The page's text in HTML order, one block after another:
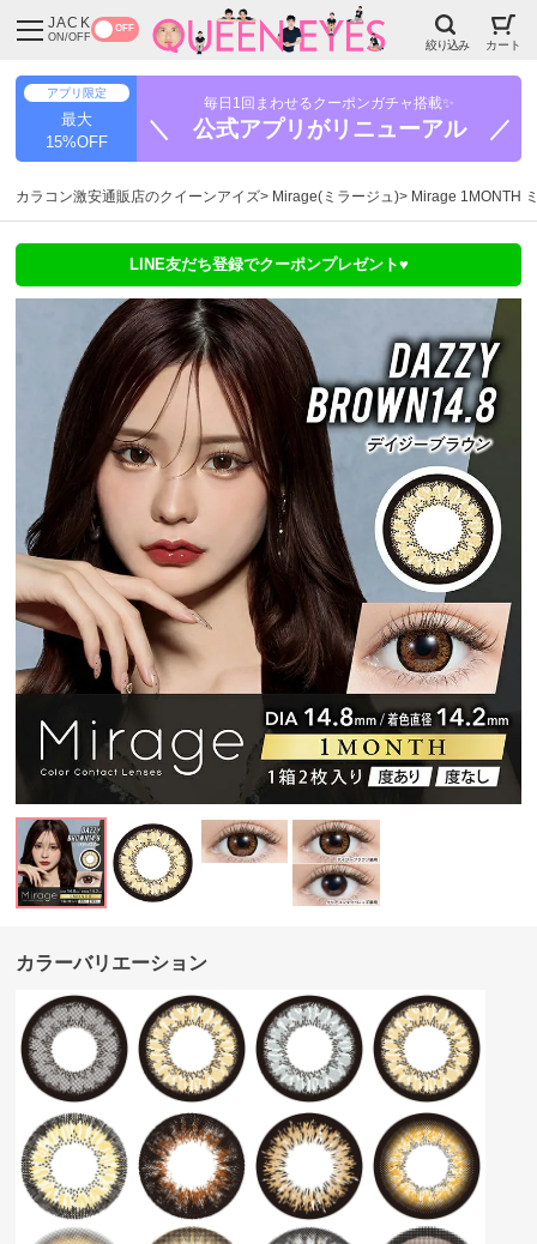
JACK
ON/OFF
OFF
絞り込み カート
アプリ限定
最大
15%OFF
毎日1回まわせるクーポンガチャ搭載✨
＼ 公式アプリがリニューアル ／
カラコン激安通販店のクイーンアイズ Mirage(ミラージュ) Mirage 1MONTH
LINE友だち登録でクーポンプレゼント♥
カラーバリエーション